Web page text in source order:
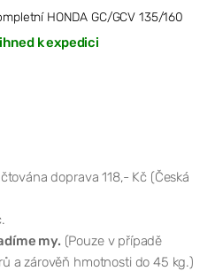
HONDA GC/GCV 135/160
k expedici
doprava 118,- Kč (Česká
my. (Pouze v případě
a zárověň hmotnosti do 45 kg.)